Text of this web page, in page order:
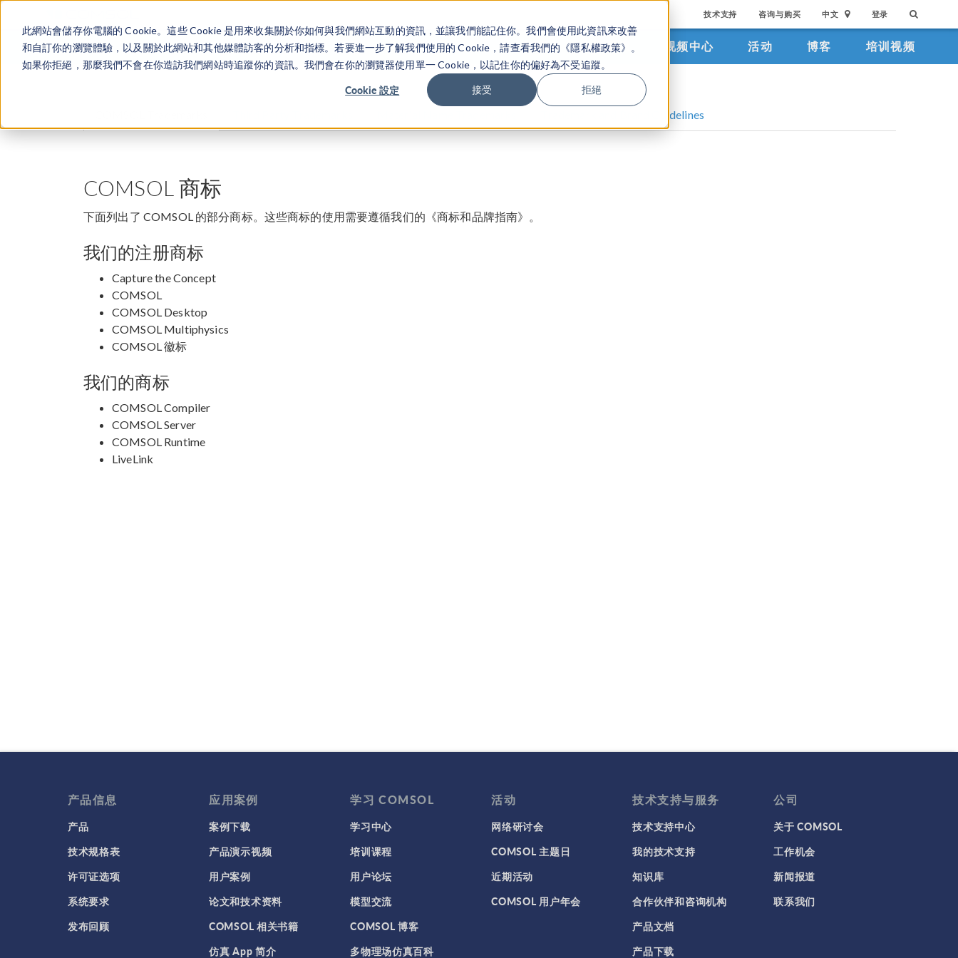
此網站會儲存你電腦的 Cookie。這些 Cookie 是用來收集關於你如何與我們網站互動的資訊，並讓我們能記住你。我們會使用此資訊來改善
和自訂你的瀏覽體驗，以及關於此網站和其他媒體訪客的分析和指標。若要進一步了解我們使用的 Cookie，請查看我們的《隱私權政策》。
如果你拒絕，那麼我們不會在你造訪我們網站時追蹤你的資訊。我們會在你的瀏覽器使用單一 Cookie，以記住你的偏好為不受追蹤。
Cookie 設定 接受 拒絕
技术支持 咨询与购买 中文 登录
产品 行业应用 视频中心 活动 博客 培训视频
Trademark and Brand Guidelines
COMSOL 商标
下面列出了 COMSOL 的部分商标。这些商标的使用需要遵循我们的《商标和品牌指南》。
我们的注册商标
Capture the Concept
COMSOL
COMSOL Desktop
COMSOL Multiphysics
COMSOL 徽标
我们的商标
COMSOL Compiler
COMSOL Server
COMSOL Runtime
LiveLink
产品信息
产品
技术规格表
许可证选项
系统要求
发布回顾
应用案例
案例下载
产品演示视频
用户案例
论文和技术资料
COMSOL 相关书籍
仿真 App 简介
学习 COMSOL
学习中心
培训课程
用户论坛
模型交流
COMSOL 博客
多物理场仿真百科
活动
网络研讨会
COMSOL 主题日
近期活动
COMSOL 用户年会
技术支持与服务
技术支持中心
我的技术支持
知识库
合作伙伴和咨询机构
产品文档
产品下载
公司
关于 COMSOL
工作机会
新闻报道
联系我们